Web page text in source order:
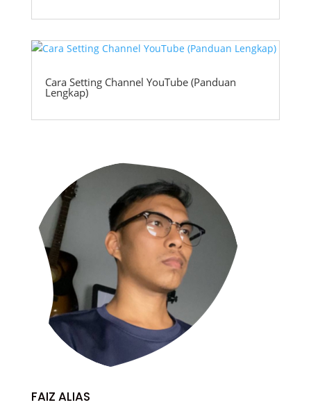
Cara Setting Channel YouTube (Panduan
Lengkap)
FAIZ ALIAS